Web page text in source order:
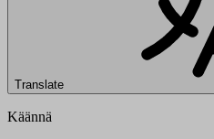
Translate
Käännä